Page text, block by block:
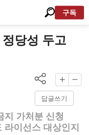
구독
당성 두고
답글쓰기
지 가처분 신청
이선스 대상인지